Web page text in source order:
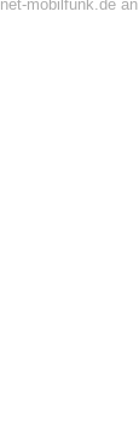
mobilfunk.de an